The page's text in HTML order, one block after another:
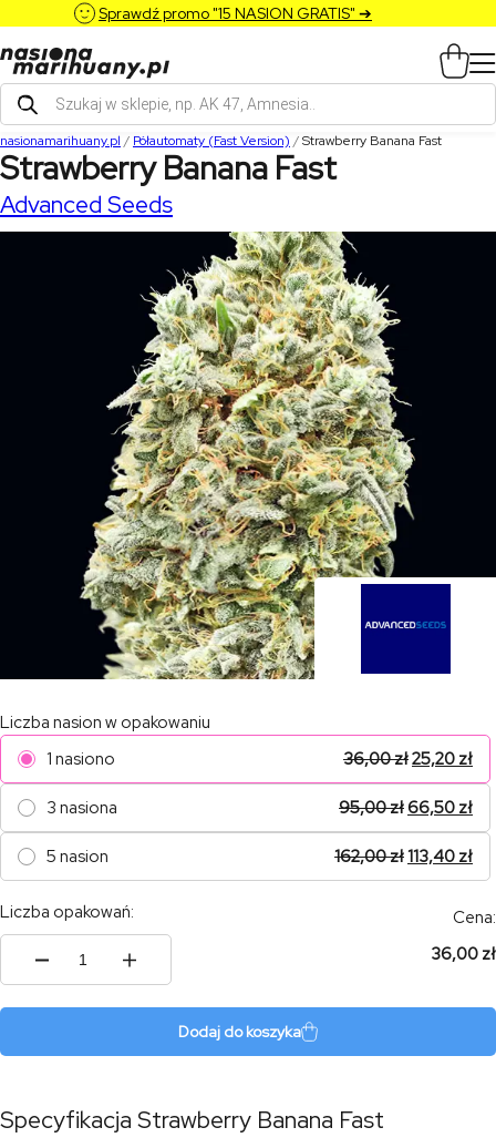
Sprawdź promo "15 NASION GRATIS" ➔
Wyszukiwarka
produktów
nasionamarihuany.pl / Półautomaty (Fast Version) /Strawberry Banana Fast
Strawberry Banana Fast
Advanced Seeds
Liczba nasion w opakowaniu
1 nasiono
36,00zł25,20 zł
3 nasiona 95,00zł66,50 zł
5 nasion 162,00zł113,40 zł
Liczba opakowań:
ilość
Cena:
36,00 zł
Dodaj do koszyka
Specyfikacja Strawberry Banana Fast